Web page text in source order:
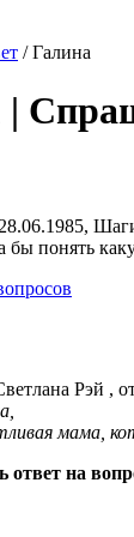
/ Галина
|
бы понять
Рэй ,
мама,
ответ на